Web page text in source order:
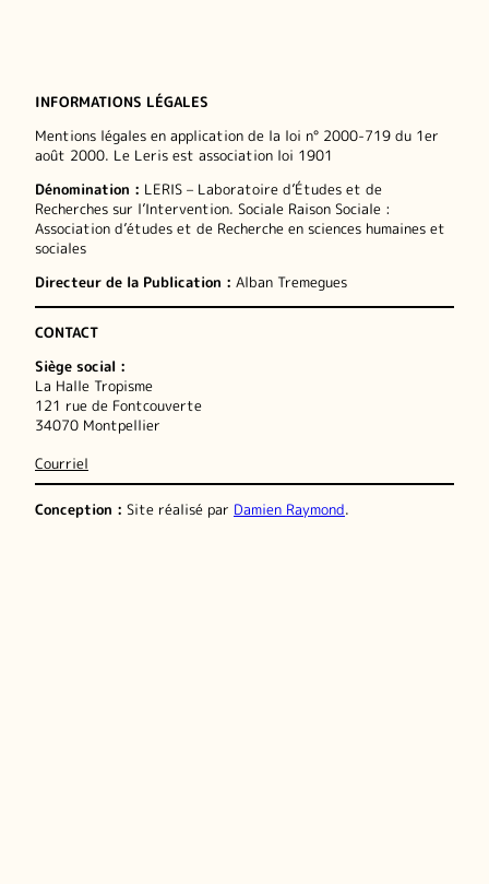
INFORMATIONS LÉGALES
Mentions légales en application de la loi n° 2000-719 du 1er
août 2000. Le Leris est association loi 1901
Dénomination : LERIS – Laboratoire d’Études et de
Recherches sur l’Intervention. Sociale Raison Sociale :
Association d’études et de Recherche en sciences humaines et
sociales
Directeur de la Publication : Alban Tremegues
CONTACT
Siège social :
La Halle Tropisme
121 rue de Fontcouverte
34070 Montpellier
Courriel
Conception : Site réalisé par Damien Raymond.